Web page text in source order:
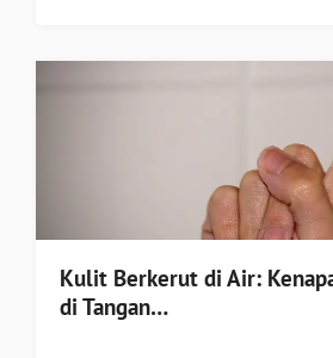
Kulit Berkerut di Air:
di Tangan…